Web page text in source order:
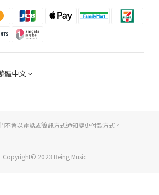
體中文
不會以電話或簡訊方式通知變更付款方式。
Copyright© 2023 Being Music